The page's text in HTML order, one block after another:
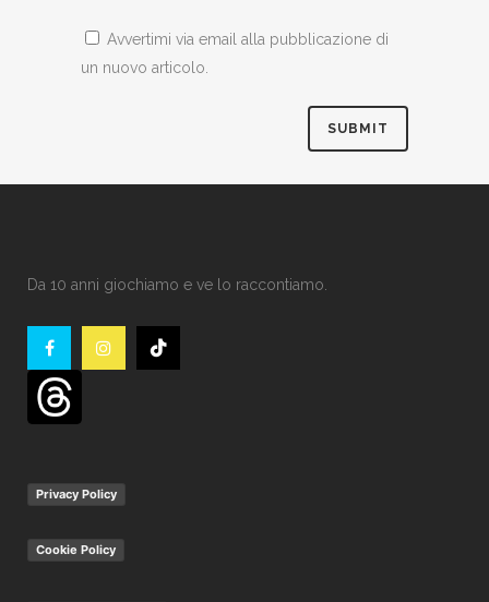
Avvertimi via email alla pubblicazione di
un nuovo articolo.
Da 10 anni giochiamo e ve lo raccontiamo.
Privacy Policy
Cookie Policy